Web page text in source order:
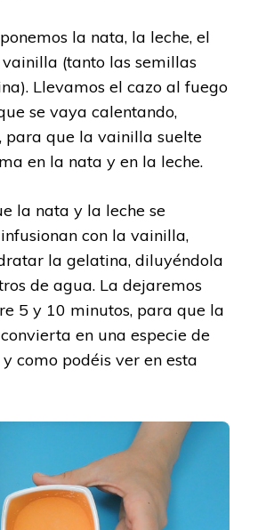
la nata, la leche, el
(tanto las semillas
Llevamos el cazo al fuego
se vaya calentando,
para que la vainilla suelte
en la nata y en la leche.
la nata y la leche se
con la vainilla,
la gelatina, diluyéndola
de agua. La dejaremos
5 y 10 minutos, para que la
en una especie de
como podéis ver en esta